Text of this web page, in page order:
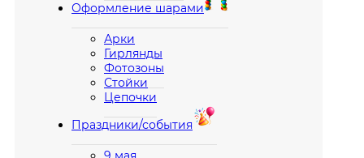
Оформление шарами
Арки
Гирлянды
Фотозоны
Стойки
Цепочки
Праздники/события